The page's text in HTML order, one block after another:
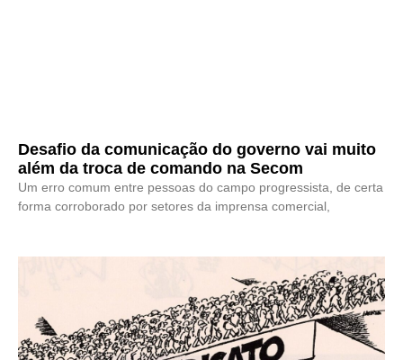
Desafio da comunicação do governo vai muito
além da troca de comando na Secom
Um erro comum entre pessoas do campo progressista, de certa
forma corroborado por setores da imprensa comercial,